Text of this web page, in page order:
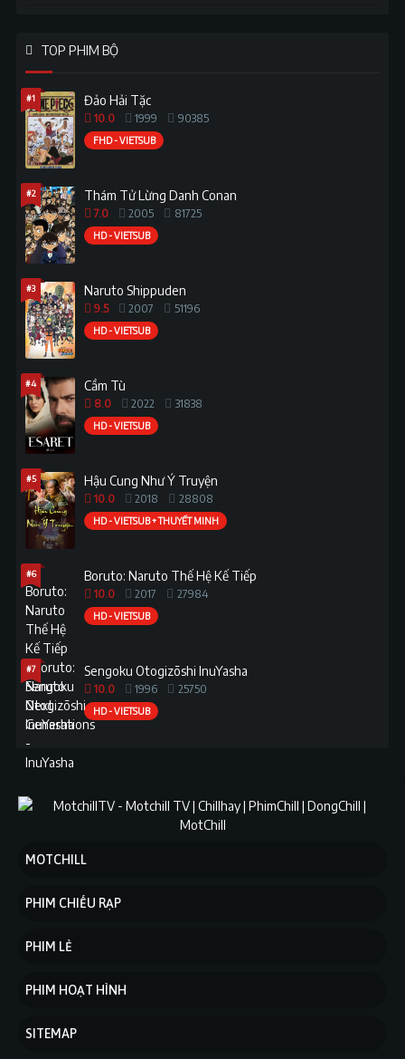
TOP PHIM BỘ
#1 Đảo Hải Tặc
10.0 1999 90385
FHD - VIETSUB
#2 Thám Tử Lừng Danh Conan
7.0 2005 81725
HD - VIETSUB
#3 Naruto Shippuden
9.5 2007 51196
HD - VIETSUB
#4 Cầm Tù
8.0 2022 31838
HD - VIETSUB
#5 Hậu Cung Như Ý Truyện
10.0 2018 28808
HD - VIETSUB + THUYẾT MINH
#6 Boruto: Naruto Thế Hệ Kế Tiếp
10.0 2017 27984
HD - VIETSUB
#7 Sengoku Otogizōshi InuYasha
10.0 1996 25750
HD - VIETSUB
MOTCHILL
PHIM CHIẾU RẠP
PHIM LẺ
PHIM HOẠT HÌNH
SITEMAP